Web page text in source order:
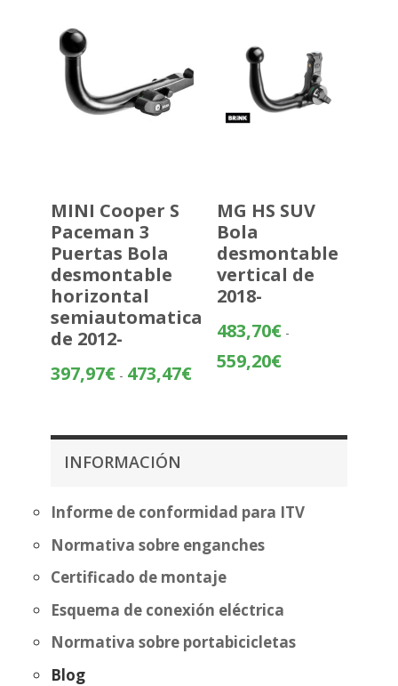
MINI Cooper S
Paceman 3
Puertas Bola
desmontable
horizontal
semiautomatica
de 2012-
397,97€ - 473,47€Rango
MG HS SUV
Bola
desmontable
vertical de
2018-
483,70€ -
559,20€Rango
483,70€
INFORMACIÓN
Informe de conformidad para ITV
Normativa sobre enganches
Certificado de montaje
Esquema de conexión eléctrica
Normativa sobre portabicicletas
Blog